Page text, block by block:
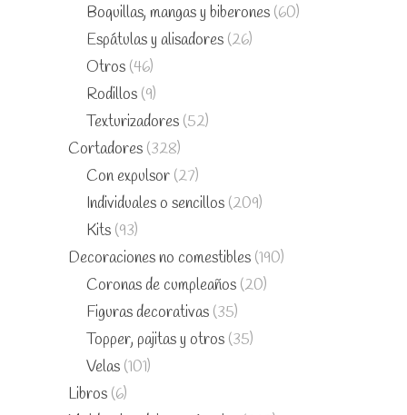
Boquillas, mangas y biberones (60)
Espátulas y alisadores (26)
Otros (46)
Rodillos (9)
Texturizadores (52)
Cortadores (328)
Con expulsor (27)
Individuales o sencillos (209)
Kits (93)
Decoraciones no comestibles (190)
Coronas de cumpleaños (20)
Figuras decorativas (35)
Topper, pajitas y otros (35)
Velas (101)
Libros (6)